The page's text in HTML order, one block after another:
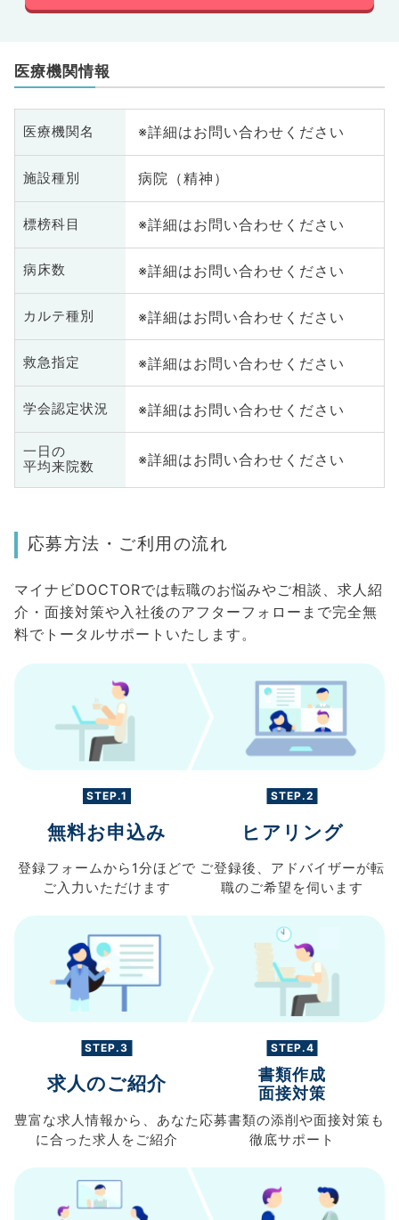
医療機関情報
医療機関名 ※詳細はお問い合わせください
施設種別 病院（精神）
標榜科目 ※詳細はお問い合わせください
病床数 ※詳細はお問い合わせください
カルテ種別 ※詳細はお問い合わせください
救急指定 ※詳細はお問い合わせください
学会認定状況 ※詳細はお問い合わせください
一日の
平均来院数
※詳細はお問い合わせください
応募方法・ご利用の流れ
マイナビDOCTORでは転職のお悩みやご相談、求人紹
介・面接対策や入社後のアフターフォローまで完全無
料でトータルサポートいたします。
STEP.1
無料お申込み
登録フォームから 1分ほどで
ご入力 いただけます
STEP.2
ヒアリング
ご登録後、 アドバイザーが転
職のご希望を伺います
STEP.3
求人のご紹介
豊富な求人情報から、 あなた
に合った求人を ご紹介
STEP.4
書類作成
面接対策
応募書類の添削や面接対策も
徹底サポート